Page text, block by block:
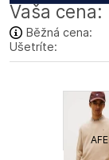
Vaša cena:
Běžná cena:
Ušetríte:
AFE